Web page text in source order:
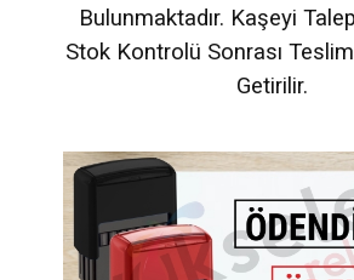
Bulunmaktadır. Kaşeyi
Stok Kontrolü Sonrası
Getirilir.